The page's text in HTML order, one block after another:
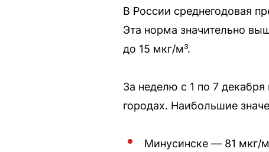
В России среднегодовая
Эта норма значительно
до 15 мкг/м³.
За неделю с 1 по 7
городах. Наибольшие
Минусинске — 81 мкг/